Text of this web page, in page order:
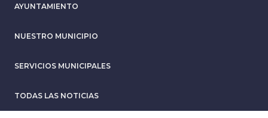
AYUNTAMIENTO
NUESTRO MUNICIPIO
SERVICIOS MUNICIPALES
TODAS LAS NOTICIAS